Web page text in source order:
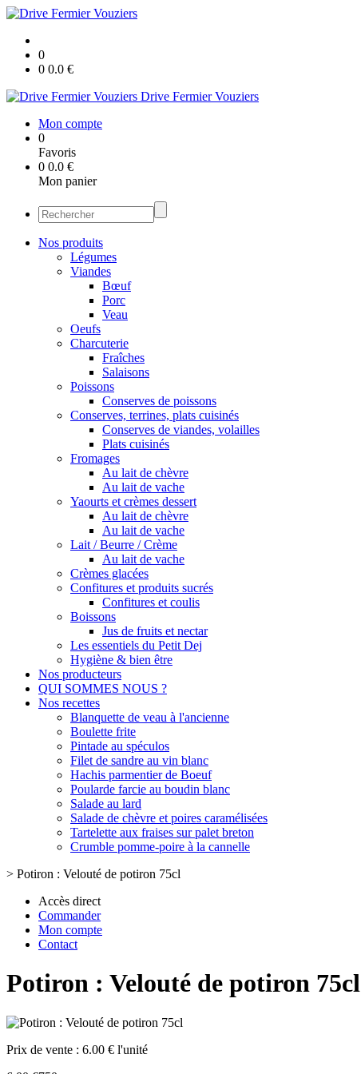
0
0 0.0 €
Drive Fermier Vouziers
Mon compte
0
Favoris
0 0.0 €
Mon panier
Nos produits
Légumes
Viandes
Bœuf
Porc
Veau
Oeufs
Charcuterie
Fraîches
Salaisons
Poissons
Conserves de poissons
Conserves, terrines, plats cuisinés
Conserves de viandes, volailles
Plats cuisinés
Fromages
Au lait de chèvre
Au lait de vache
Yaourts et crèmes dessert
Au lait de chèvre
Au lait de vache
Lait / Beurre / Crème
Au lait de vache
Crèmes glacées
Confitures et produits sucrés
Confitures et coulis
Boissons
Jus de fruits et nectar
Les essentiels du Petit Dej
Hygiène & bien être
Nos producteurs
QUI SOMMES NOUS ?
Nos recettes
Blanquette de veau à l'ancienne
Boulette frite
Pintade au spéculos
Filet de sandre au vin blanc
Hachis parmentier de Boeuf
Poularde farcie au boudin blanc
Salade au lard
Salade de chèvre et poires caramélisées
Tartelette aux fraises sur palet breton
Crumble pomme-poire à la cannelle
> Potiron : Velouté de potiron 75cl
Accès direct
Commander
Mon compte
Contact
Potiron : Velouté de potiron 75cl
Prix de vente : 6.00 € l'unité